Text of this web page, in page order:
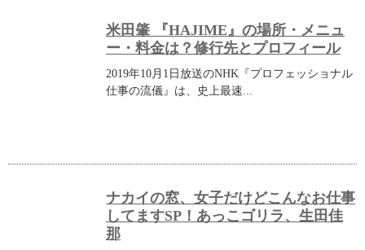
米田肇 『HAJIME』の場所・メニュ
ー・料金は？修行先とプロフィール
2019年10月1日放送のNHK『プロフェッショナル
仕事の流儀』は、史上最速...
ナカイの窓、女子だけどこんなお仕事
してますSP！あっこゴリラ、生田佳
那